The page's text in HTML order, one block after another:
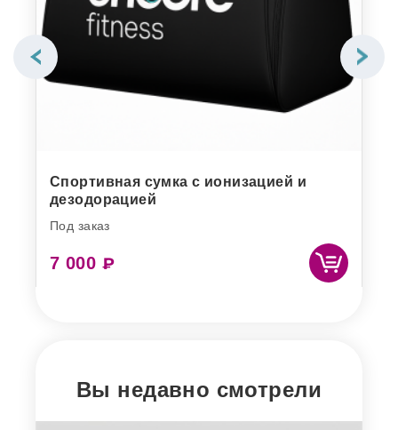
Спортивная сумка с ионизацией и
дезодорацией
Под заказ
7 000 ₽
Вы недавно смотрели